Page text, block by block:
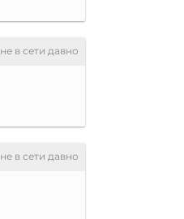
не в сети давно
не в сети давно